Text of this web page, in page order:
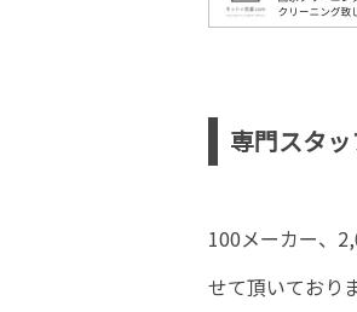
専門スタ
100メーカー、
せて頂いておりま